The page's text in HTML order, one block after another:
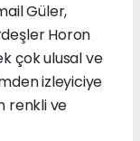
Güler,
Horon
çok ulusal ve
izleyiciye
renkli ve